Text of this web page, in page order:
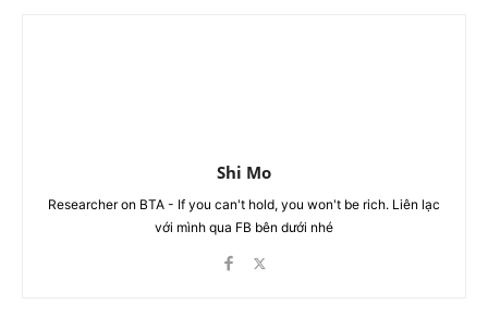
Shi Mo
Researcher on BTA - If you can't hold, you won't be rich. Liên lạc
với mình qua FB bên dưới nhé